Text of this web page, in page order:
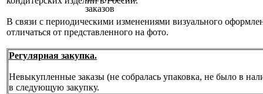
В связи с периодическими изменениями визуального
отличаться от представленного на фото.
Регулярная закупка.
Невыкупленные заказы (не собралась упаковка, не было в
в следующую закупку.